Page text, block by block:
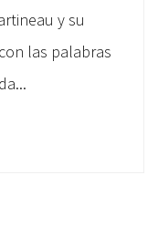
y su
las palabras